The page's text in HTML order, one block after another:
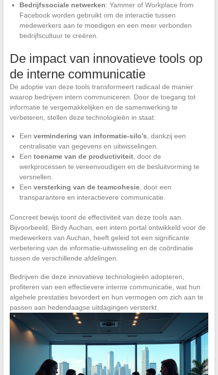
Bedrijfssociale netwerken: Yammer of Workplace from
Facebook worden gebruikt om de interactie tussen
medewerkers aan te moedigen en een meer verbonden
bedrijfscultuur te creëren.
De impact van innovatieve tools op
de interne communicatie
De adoptie van deze tools transformeert radicaal de manier
waarop bedrijven intern communiceren. Door de toegang tot
informatie te vergemakkelijken en de samenwerking te
verbeteren, stellen deze technologieën in staat:
Een vermindering van informatie-silo’s , dankzij een
centralisatie van gegevens en uitwisselingen.
Een toename van de productiviteit, door de
werkprocessen te vereenvoudigen en de besluitvorming te
versnellen.
Een versterking van de teamcohesie, door een
transparantere en interactievere communicatie.
Concreet bewijs toont de effectiviteit van deze tools aan.
Bijvoorbeeld, Birdy Auchan, een intern portal ontwikkeld voor de
medewerkers van Auchan, heeft geleid tot een significante
verbetering van de informatie-uitwisseling en de coördinatie
tussen de verschillende afdelingen.
Bedrijven die deze innovatieve technologieën adopteren,
profiteren van een effectievere interne communicatie, wat hun
algehele prestaties bevordert en hun vermogen om zich aan te
passen aan hedendaagse uitdagingen versterkt.